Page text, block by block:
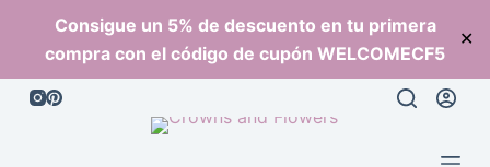
Consigue un 5% de descuento en tu primera
compra con el código de cupón WELCOMECF5
✕
l